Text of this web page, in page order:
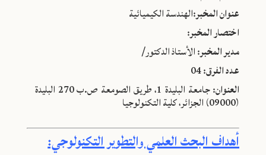
عنوان المخبر:الهندسة الكيميائية
اختصار المخبر:
مدير المخبر:الأستاذ الدكتور/
عدد الفرق:
العنوان:
جامعة البليدة 1، طريق الصومعة ص.ب 270 البليدة
(09000) الجزائر، كلية التكنولوجيا
أهداف البحث العلمي والتطوير التكنولوجي: